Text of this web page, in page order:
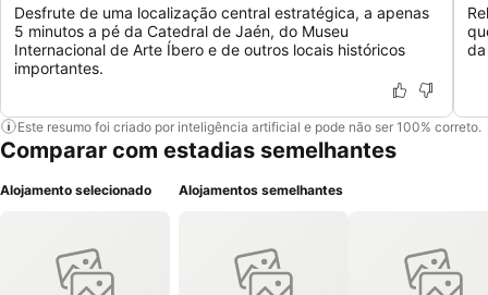
Desfrute de uma localização central estratégica, a apenas
5 minutos a pé da Catedral de Jaén, do Museu
Internacional de Arte Íbero e de outros locais históricos
importantes.
Este resumo foi criado por inteligência artificial e pode não ser 100% correto.
Comparar com estadias semelhantes
Alojamento selecionado Alojamentos semelhantes